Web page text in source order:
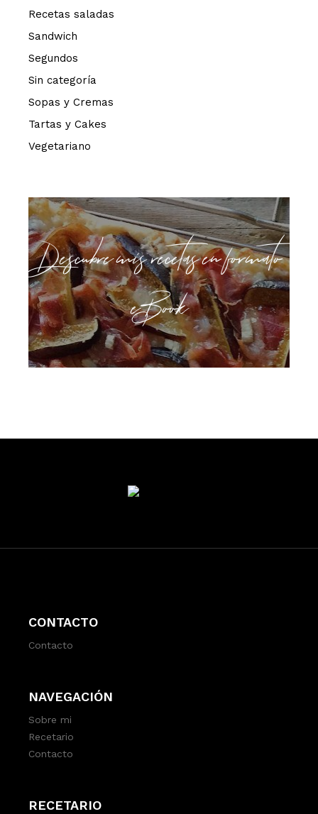
Recetas saladas
Sandwich
Segundos
Sin categoría
Sopas y Cremas
Tartas y Cakes
Vegetariano
Descubre mis recetas en formato
eBook
CONTACTO
Contacto
NAVEGACIÓN
Sobre mi
Recetario
Contacto
RECETARIO